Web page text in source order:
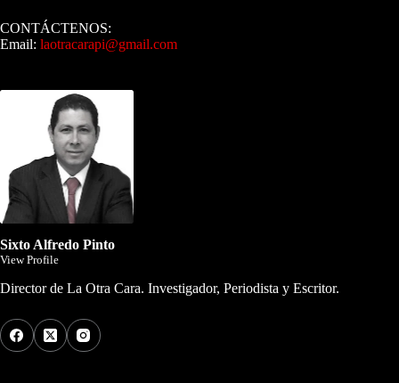
CONTÁCTENOS:
Email: laotracarapi@gmail.com
Sixto Alfredo Pinto
View Profile
Director de La Otra Cara. Investigador, Periodista y Escritor.